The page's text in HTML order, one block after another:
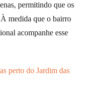
permitindo que os
medida que o bairro
acompanhe esse
perto do Jardim das